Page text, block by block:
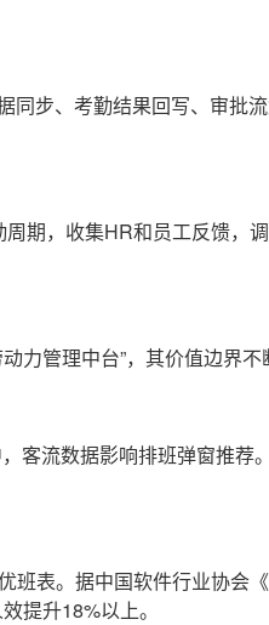
同步、考勤结果回写、审批
期，收集HR和员工反馈，
力管理中台”，其价值边界不
客流数据影响排班弹窗推荐
班表。据中国软件行业协会
提升18%以上。